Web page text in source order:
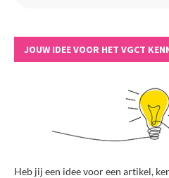
JOUW IDEE VOOR HET VGCT
Heb jij een idee voor een artikel,